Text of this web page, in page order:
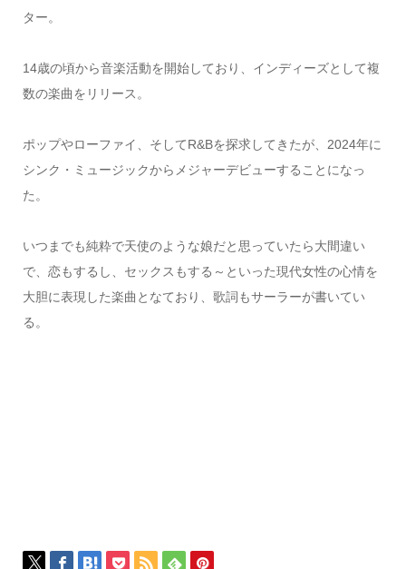
ター。
14歳の頃から音楽活動を開始しており、インディーズとして複
数の楽曲をリリース。
ポップやローファイ、そしてR&Bを探求してきたが、2024年に
シンク・ミュージックからメジャーデビューすることになっ
た。
いつまでも純粋で天使のような娘だと思っていたら大間違い
で、恋もするし、セックスもする～といった現代女性の心情を
大胆に表現した楽曲となており、歌詞もサーラーが書いてい
る。